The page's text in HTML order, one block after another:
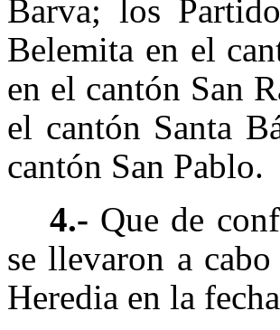
Barva; los
Belemita en el
en el cantón San
el cantón Santa
cantón San Pablo.
4.- Que de
se llevaron a
Heredia en la